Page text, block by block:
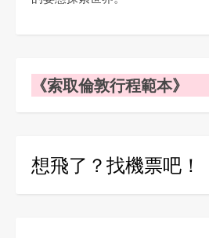
《索取倫敦行程範本》
想飛了？找機票吧！